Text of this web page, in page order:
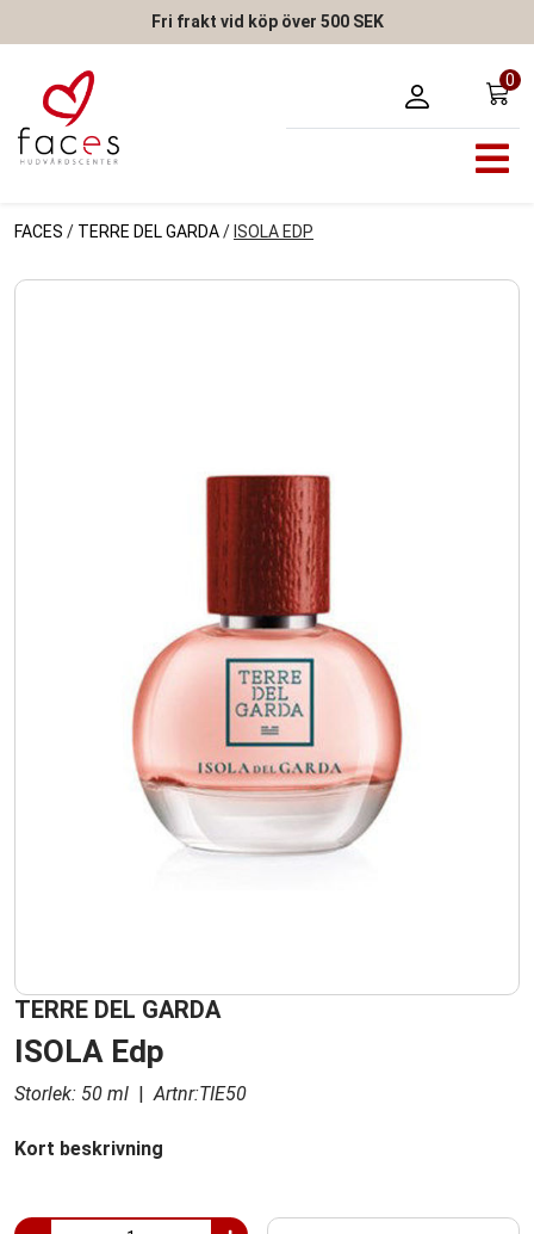
Fri frakt vid köp över 500 SEK
0
FACES / TERRE DEL GARDA/ ISOLA EDP
TERRE DEL GARDA
ISOLA Edp
Storlek: 50 ml | Artnr:TIE50
Kort beskrivning